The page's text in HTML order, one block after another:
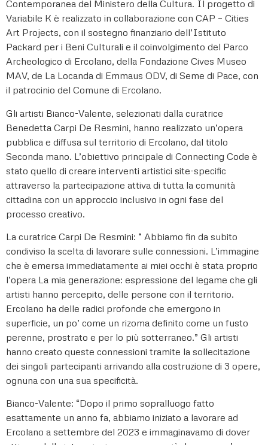
Contemporanea del Ministero della Cultura. Il progetto di
Variabile K è realizzato in collaborazione con CAP – Cities
Art Projects, con il sostegno finanziario dell’Istituto
Packard per i Beni Culturali e il coinvolgimento del Parco
Archeologico di Ercolano, della Fondazione Cives Museo
MAV, de La Locanda di Emmaus ODV, di Seme di Pace, con
il patrocinio del Comune di Ercolano.
Gli artisti Bianco-Valente, selezionati dalla curatrice
Benedetta Carpi De Resmini, hanno realizzato un’opera
pubblica e diffusa sul territorio di Ercolano, dal titolo
Seconda mano. L’obiettivo principale di Connecting Code è
stato quello di creare interventi artistici site-specific
attraverso la partecipazione attiva di tutta la comunità
cittadina con un approccio inclusivo in ogni fase del
processo creativo.
La curatrice Carpi De Resmini: “ Abbiamo fin da subito
condiviso la scelta di lavorare sulle connessioni. L’immagine
che è emersa immediatamente ai miei occhi è stata proprio
l’opera La mia generazione: espressione del legame che gli
artisti hanno percepito, delle persone con il territorio.
Ercolano ha delle radici profonde che emergono in
superficie, un po’ come un rizoma definito come un fusto
perenne, prostrato e per lo più sotterraneo.” Gli artisti
hanno creato queste connessioni tramite la sollecitazione
dei singoli partecipanti arrivando alla costruzione di 3 opere,
ognuna con una sua specificità.
Bianco-Valente: “Dopo il primo sopralluogo fatto
esattamente un anno fa, abbiamo iniziato a lavorare ad
Ercolano a settembre del 2023 e immaginavamo di dover